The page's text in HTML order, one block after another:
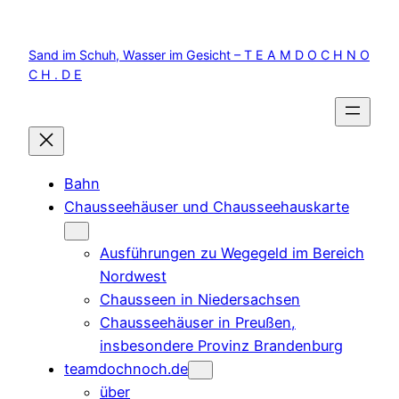
springen
Sand im Schuh, Wasser im Gesicht – T E A M D O C H N O
C H . D E
Bahn
Chausseehäuser und Chausseehauskarte
Ausführungen zu Wegegeld im Bereich
Nordwest
Chausseen in Niedersachsen
Chausseehäuser in Preußen,
insbesondere Provinz Brandenburg
teamdochnoch.de
über